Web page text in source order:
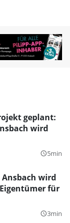
geplant:
wird
query_builder5min
Ansbach wird
für
query_builder3min